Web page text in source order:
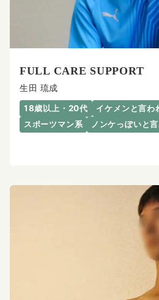
FULL CARE SUPPORT
生田 琉成
18歳以上・20代 イケメンと言わ
スポーツマン系
ノンケっぽいと